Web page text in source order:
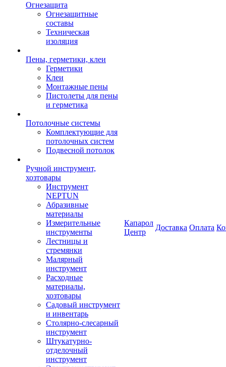
Огнезащита
Огнезащитные
составы
Техническая
изоляция
Пены, герметики, клеи
Герметики
Клеи
Монтажные пены
Пистолеты для пены
и герметика
Потолочные системы
Комплектующие для
потолочных систем
Подвесной потолок
Ручной инструмент,
хозтовары
Инструмент
NEPTUN
Абразивные
материалы
Измерительные
инструменты
Лестницы и
стремянки
Малярный
инструмент
Расходные
материалы,
хозтовары
Садовый инструмент
и инвентарь
Столярно-слесарный
инструмент
Штукатурно-
отделочный
инструмент
Капарол
Центр
Доставка Оплата